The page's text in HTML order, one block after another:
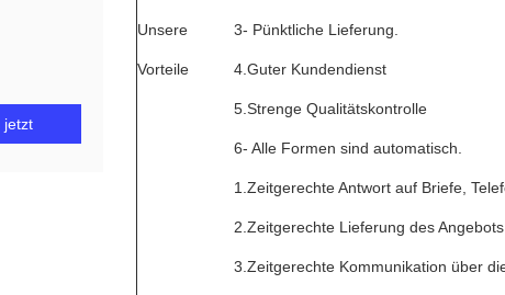
jetzt
Unsere
Vorteile
3- Pünktliche Lieferung.
4.Guter Kundendienst
5.Strenge Qualitätskontrolle
6- Alle Formen sind automatisch.
1.Zeitgerechte Antwort auf Briefe,
2.Zeitgerechte Lieferung des
3.Zeitgerechte Kommunikation über